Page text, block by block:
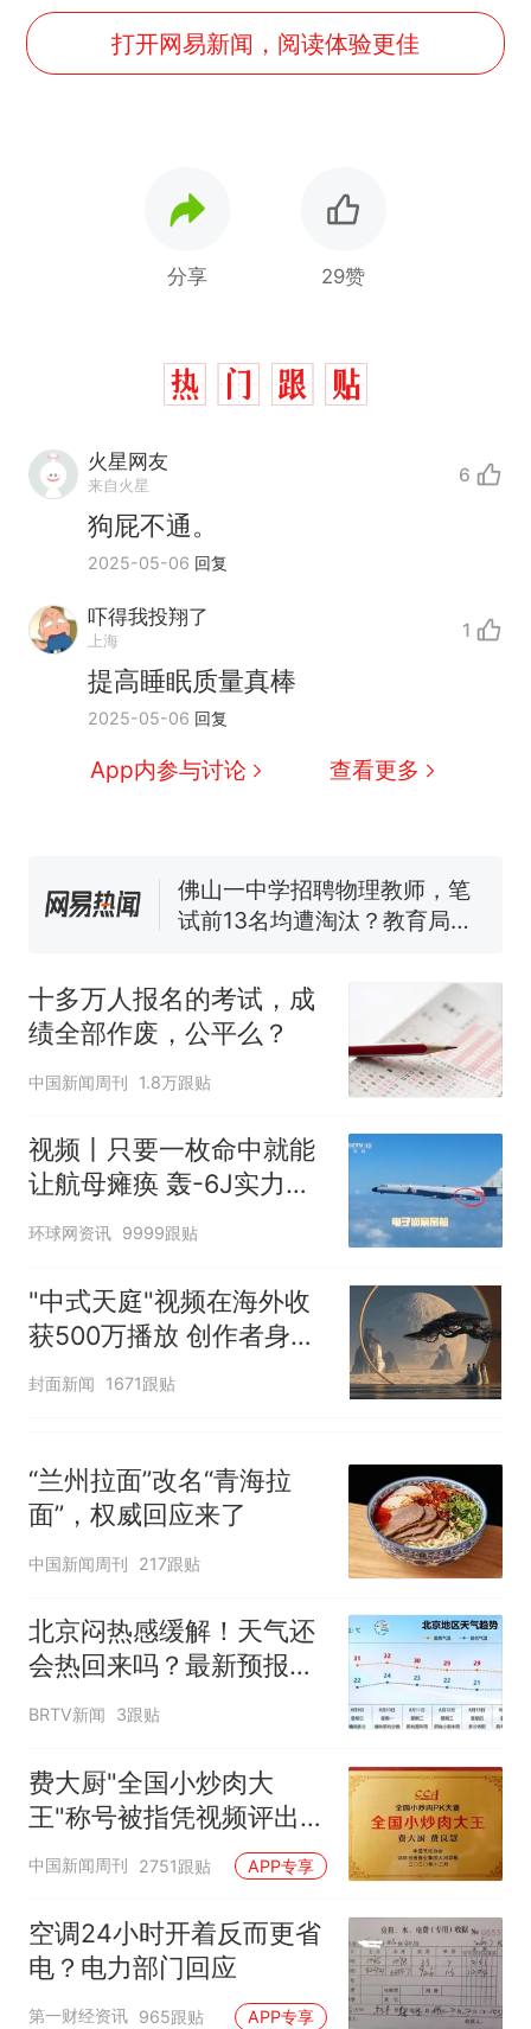
打开网易新闻，阅读体验更佳
分享 29赞
火星网友
来自火星 6
狗屁不通。
2025-05-06 回复
吓得我投翔了
上海 1
提高睡眠质量真棒
2025-05-06 回复
App内参与讨论 查看更多
热 十多万人报名的考试，成绩
全部作废，公平么？
全球唯一没有法定首都的国
家，刚改国名，总统就邀请中
国大使骑行绕了几乎整个国境
线一圈，还曾两次到中国寻根
搬家报价570元，搬到楼下交
5060元才肯搬上楼！女子傻眼
了……
视频丨只要一枚命中就能让航
佛山一中学招聘物理教师，笔
试前13名均遭淘汰？教育局：
核查
全部作废，公平么？
十多万人报名的考试，成
绩全部作废，公平么？
中国新闻周刊 1.8万跟贴
视频丨只要一枚命中就能
让航母瘫痪 轰-6J实力有
多强？
环球网资讯 9999跟贴
"中式天庭"视频在海外收
获500万播放 创作者身份
披露
封面新闻 1671跟贴
“兰州拉面”改名“青海拉
面”，权威回应来了
中国新闻周刊 217跟贴
北京闷热感缓解！天气还
会热回来吗？最新预报
——
BRTV新闻 3跟贴
费大厨"全国小炒肉大
王"称号被指凭视频评出
官方回应
中国新闻周刊 2751跟贴 APP专享
空调24小时开着反而更省
电？电力部门回应
第一财经资讯 965跟贴 APP专享